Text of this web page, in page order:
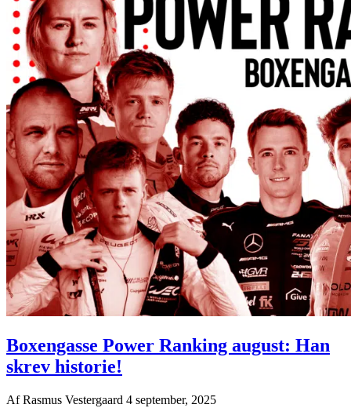
Boxengasse Power Ranking august: Han
skrev historie!
AfRasmus Vestergaard 4 september, 2025